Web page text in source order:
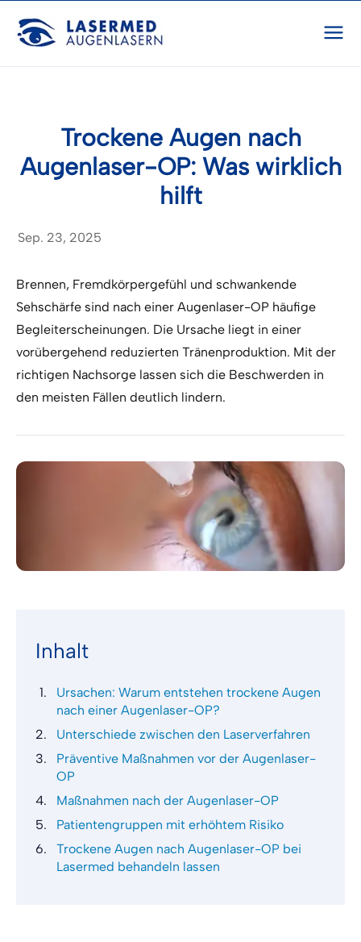
Trockene Augen nach
Augenlaser-OP: Was wirklich
hilft
Sep. 23, 2025
Brennen, Fremdkörpergefühl und schwankende
Sehschärfe sind nach einer Augenlaser-OP häufige
Begleiterscheinungen. Die Ursache liegt in einer
vorübergehend reduzierten Tränenproduktion. Mit der
richtigen Nachsorge lassen sich die Beschwerden in
den meisten Fällen deutlich lindern.
Inhalt
Ursachen: Warum entstehen trockene Augen
nach einer Augenlaser-OP?
Unterschiede zwischen den Laserverfahren
Präventive Maßnahmen vor der Augenlaser-
OP
Maßnahmen nach der Augenlaser-OP
Patientengruppen mit erhöhtem Risiko
Trockene Augen nach Augenlaser-OP bei
Lasermed behandeln lassen